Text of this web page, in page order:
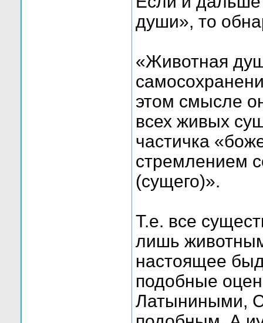
души», то
«Животная
этом смысле
всех живых
частичка
стремлением
(сущего)».
Т.е. все
лишь
настоящее
подобные
Латыниными,